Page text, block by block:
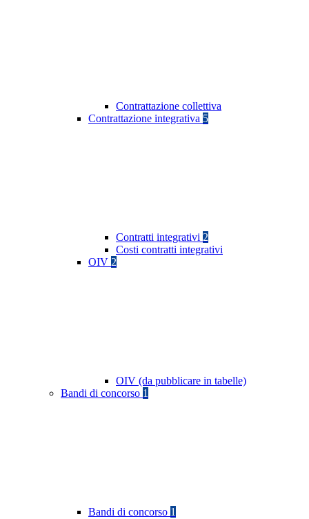
Contrattazione collettiva
Contrattazione integrativa 5
Contratti integrativi 2
Costi contratti integrativi
OIV 2
OIV (da pubblicare in tabelle)
Bandi di concorso 1
Bandi di concorso 1